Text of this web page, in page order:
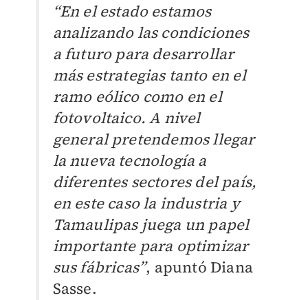
“En el estado estamos
analizando las condiciones
a futuro para desarrollar
más estrategias tanto en el
ramo eólico como en el
fotovoltaico. A nivel
general pretendemos llegar
la nueva tecnología a
diferentes sectores del país,
en este caso la industria y
Tamaulipas juega un papel
importante para optimizar
sus fábricas”, apuntó Diana
Sasse.